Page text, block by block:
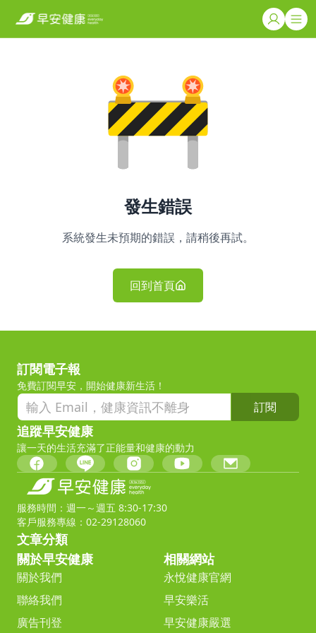
發生錯誤
系統發生未預期的錯誤，請稍後再試。
回到首頁
訂閱電子報
免費訂閱早安，開始健康新生活！
訂閱
追蹤早安健康
讓一天的生活充滿了正能量和健康的動力
服務時間：週一～週五 8:30-17:30
客戶服務專線：02-29128060
文章分類
關於早安健康
關於我們
聯絡我們
廣告刊登
相關網站
永悅健康官網
早安樂活
早安健康嚴選